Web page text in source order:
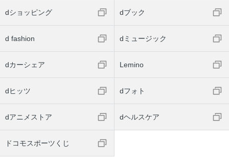
dショッピング dブック
d fashion dミュージック
dカーシェア Lemino
dヒッツ dフォト
dアニメストア dヘルスケア
ドコモスポーツくじ